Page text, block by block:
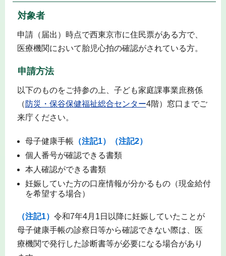
対象者
申請（届出）時点で西東京市に住民票がある方で、
医療機関において胎児心拍の確認がされている方。
申請方法
以下のものをご持参の上、子ども家庭課事業庶務係
（ 防災・保谷保健福祉総合センター4階）窓口までご
来庁ください。
母子健康手帳 （注記1）（注記2）
個人番号が確認できる書類
本人確認ができる書類
妊娠していた方の口座情報が分かるもの（現金給付
を希望する場合）
（注記1） 令和7年4月1日以降に妊娠していたことが
母子健康手帳の診察日等から確認できない際は、医
療機関で発行した診断書等が必要になる場合があり